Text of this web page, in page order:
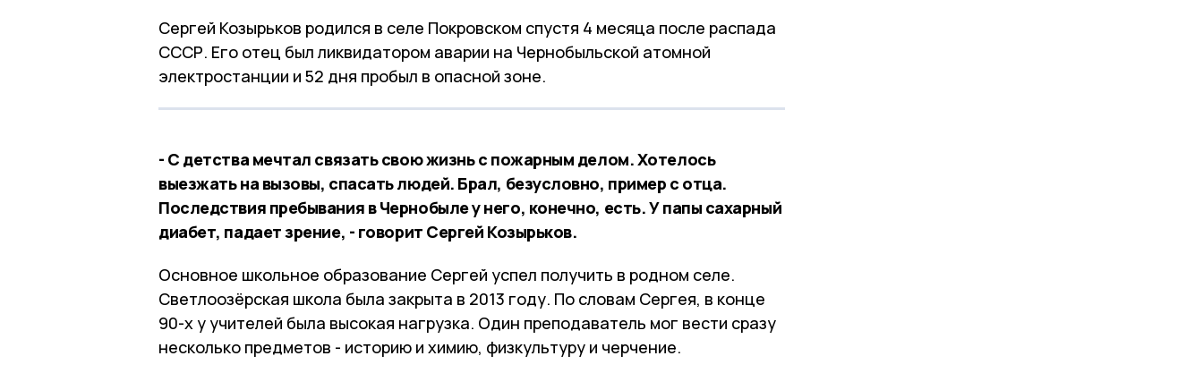
Сергей Козырьков родился в селе Покровском спустя 4 месяца после распада
СССР. Его отец был ликвидатором аварии на Чернобыльской атомной
электростанции и 52 дня пробыл в опасной зоне.
- С детства мечтал связать свою жизнь с пожарным делом. Хотелось
выезжать на вызовы, спасать людей. Брал, безусловно, пример с отца.
Последствия пребывания в Чернобыле у него, конечно, есть. У папы сахарный
диабет, падает зрение, - говорит Сергей Козырьков.
Основное школьное образование Сергей успел получить в родном селе.
Светлоозёрская школа была закрыта в 2013 году. По словам Сергея, в конце
90-х у учителей была высокая нагрузка. Один преподаватель мог вести сразу
несколько предметов - историю и химию, физкультуру и черчение.